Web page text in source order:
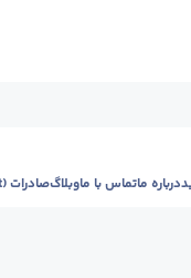
درباره ماتماس با ماوبلاگصادرات (Export)